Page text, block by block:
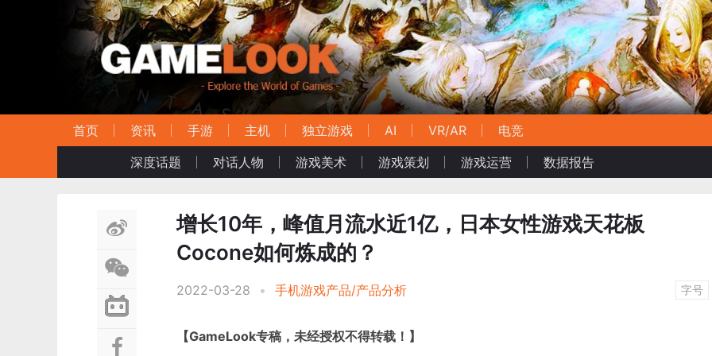
首页 资讯 手游 主机 独立游戏 AI VR/AR
电竞
深度话题
对话人物 游戏美术 游戏策划 游戏运营 数据报告
增长10年，峰值月流水近1亿，日本女性游戏天花板
Cocone如何炼成的？
2022-03-28 • 手机游戏产品/产品分析 字号
【GameLook专稿，未经授权不得转载！】